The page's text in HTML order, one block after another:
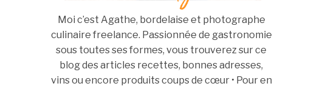
Moi c’est Agathe, bordelaise et photographe
culinaire freelance. Passionnée de gastronomie
sous toutes ses formes, vous trouverez sur ce
blog des articles recettes, bonnes adresses,
vins ou encore produits coups de cœur • Pour en